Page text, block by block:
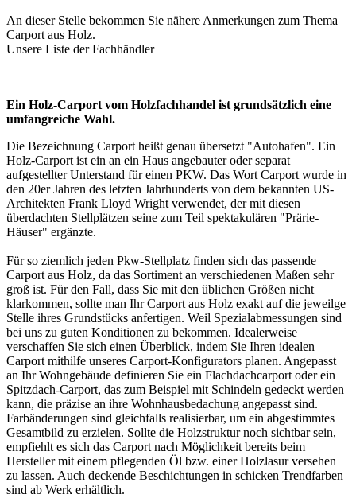
An dieser Stelle bekommen Sie nähere Anmerkungen zum Thema
Carport aus Holz.
Unsere Liste derFachhändler
Ein Holz-Carport vom Holzfachhandel ist grundsätzlich eine
umfangreiche Wahl.
Die Bezeichnung Carport heißt genau übersetzt "Autohafen". Ein
Holz-Carport ist ein an ein Haus angebauter oder separat
aufgestellter Unterstand für einen PKW. Das Wort Carport wurde in
den 20er Jahren des letzten Jahrhunderts von dem bekannten US-
Architekten Frank Lloyd Wright verwendet, der mit diesen
überdachten Stellplätzen seine zum Teil spektakulären "Prärie-
Häuser" ergänzte.
Für so ziemlich jeden Pkw-Stellplatz finden sich das passende
Carport aus Holz, da das Sortiment an verschiedenen Maßen sehr
groß ist. Für den Fall, dass Sie mit den üblichen Größen nicht
klarkommen, sollte man Ihr Carport aus Holz exakt auf die jeweilge
Stelle ihres Grundstücks anfertigen. Weil Spezialabmessungen sind
bei uns zu guten Konditionen zu bekommen. Idealerweise
verschaffen Sie sich einen Überblick, indem Sie Ihren idealen
Carport mithilfe unseres Carport-Konfigurators planen. Angepasst
an Ihr Wohngebäude definieren Sie ein Flachdachcarport oder ein
Spitzdach-Carport, das zum Beispiel mit Schindeln gedeckt werden
kann, die präzise an ihre Wohnhausbedachung angepasst sind.
Farbänderungen sind gleichfalls realisierbar, um ein abgestimmtes
Gesamtbild zu erzielen. Sollte die Holzstruktur noch sichtbar sein,
empfiehlt es sich das Carport nach Möglichkeit bereits beim
Hersteller mit einem pflegenden Öl bzw. einer Holzlasur versehen
zu lassen. Auch deckende Beschichtungen in schicken Trendfarben
sind ab Werk erhältlich.